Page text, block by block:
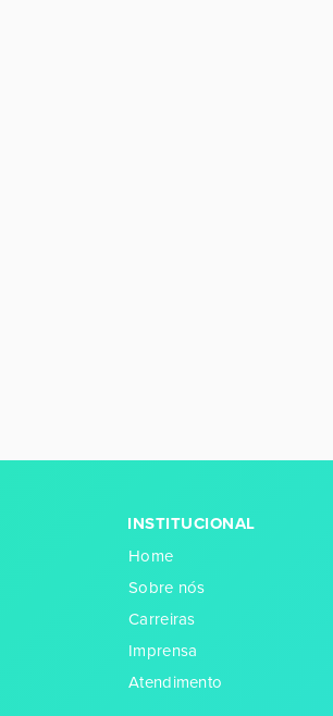
INSTITUCIONAL
Home
Sobre nós
Carreiras
Imprensa
Atendimento